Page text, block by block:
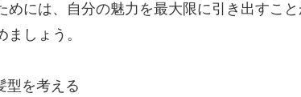
めには、自分の魅力を最大限に引き出すこ
しょう。
型を考える